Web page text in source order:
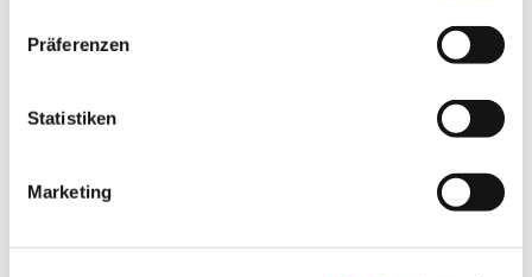
Präferenzen
Statistiken
Marketing